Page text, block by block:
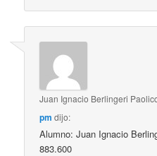
Juan Ignacio Berlingeri
pm dijo:
Alumno: Juan Ignacio
883.600